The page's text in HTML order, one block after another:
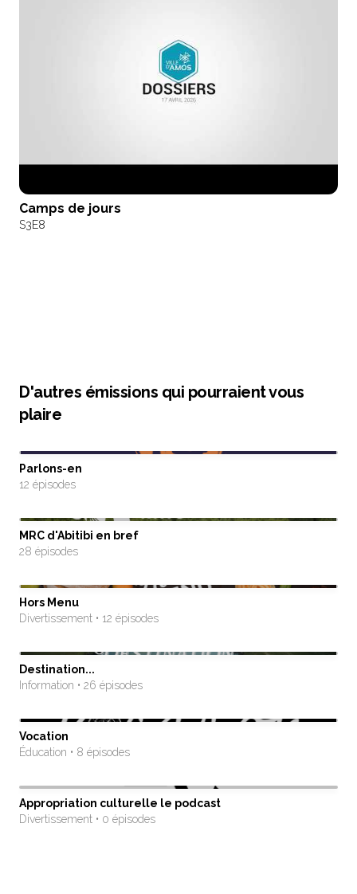
Camps de jours
S3E8
D'autres émissions qui pourraient vous
plaire
Parlons-en
12 épisodes
MRC d'Abitibi en bref
28 épisodes
Hors Menu
Divertissement • 12 épisodes
Destination...
Information • 26 épisodes
Vocation
Éducation • 8 épisodes
Appropriation culturelle le podcast
Divertissement • 0 épisodes